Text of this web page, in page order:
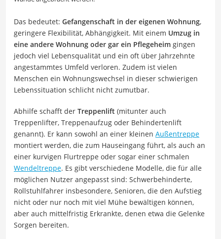
Das bedeutet: Gefangenschaft in der eigenen Wohnung,
geringere Flexibilität, Abhängigkeit. Mit einem Umzug in
eine andere Wohnung oder gar ein Pflegeheim gingen
jedoch viel Lebensqualität und ein oft über Jahrzehnte
angestammtes Umfeld verloren. Zudem ist vielen
Menschen ein Wohnungswechsel in dieser schwierigen
Lebenssituation schlicht nicht zumutbar.
Abhilfe schafft der Treppenlift (mitunter auch
Treppenlifter, Treppenaufzug oder Behindertenlift
genannt). Er kann sowohl an einer kleinen Außentreppe
montiert werden, die zum Hauseingang führt, als auch an
einer kurvigen Flurtreppe oder sogar einer schmalen
Wendeltreppe. Es gibt verschiedene Modelle, die für alle
möglichen Nutzer angepasst sind: Schwerbehinderte,
Rollstuhlfahrer insbesondere, Senioren, die den Aufstieg
nicht oder nur noch mit viel Mühe bewältigen können,
aber auch mittelfristig Erkrankte, denen etwa die Gelenke
Sorgen bereiten.